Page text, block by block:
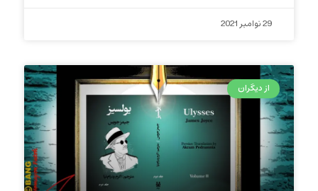
29 نوامبر 2021
از دیگران